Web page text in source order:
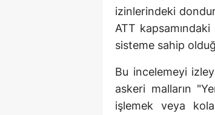
izinlerindeki
ATT
sisteme sahip
Bu incelemeyi
askeri malların
işlemek veya